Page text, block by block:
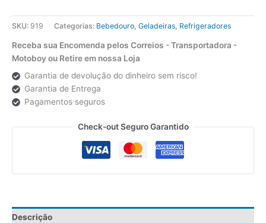
SKU: 919 Categorias: Bebedouro Geladeiras Refrigeradores
Receba sua Encomenda pelos Correios - Transportadora -
Motoboy ou Retire em nossa Loja
Garantia de devolução do dinheiro sem risco!
Garantia de Entrega
Pagamentos seguros
Check-out Seguro Garantido
Descrição